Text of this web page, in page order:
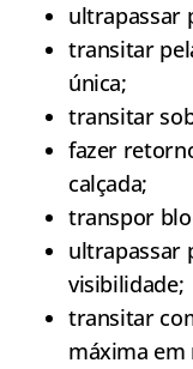
ultrapassar
transitar
única;
transitar
fazer
calçada;
transpor
ultrapassar
visibilidade;
transitar
máxima em